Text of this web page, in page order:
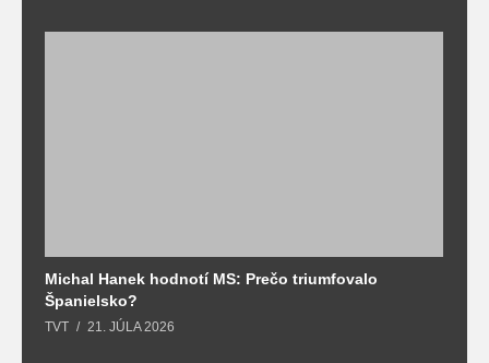
Michal Hanek hodnotí MS: Prečo triumfovalo
Španielsko?
TVT 21. JÚLA 2026